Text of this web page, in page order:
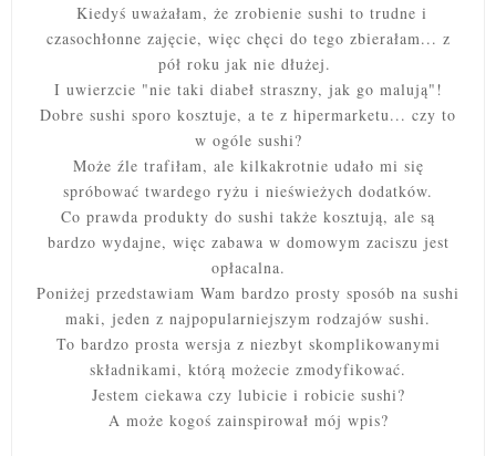
Kiedyś uważałam, że zrobienie sushi to trudne i
czasochłonne zajęcie, więc chęci do tego zbierałam... z
pół roku jak nie dłużej.
I uwierzcie "nie taki diabeł straszny, jak go malują"!
Dobre sushi sporo kosztuje, a te z hipermarketu... czy to
w ogóle sushi?
Może źle trafiłam, ale kilkakrotnie udało mi się
spróbować twardego ryżu i nieświeżych dodatków.
Co prawda produkty do sushi także kosztują, ale są
bardzo wydajne, więc zabawa w domowym zaciszu jest
opłacalna.
Poniżej przedstawiam Wam bardzo prosty sposób na sushi
maki, jeden z najpopularniejszym rodzajów sushi.
To bardzo prosta wersja z niezbyt skomplikowanymi
składnikami, którą możecie zmodyfikować.
Jestem ciekawa czy lubicie i robicie sushi?
A może kogoś zainspirował mój wpis?